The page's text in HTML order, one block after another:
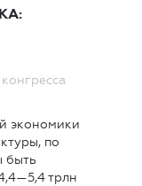
экономики
по
быть
трлн